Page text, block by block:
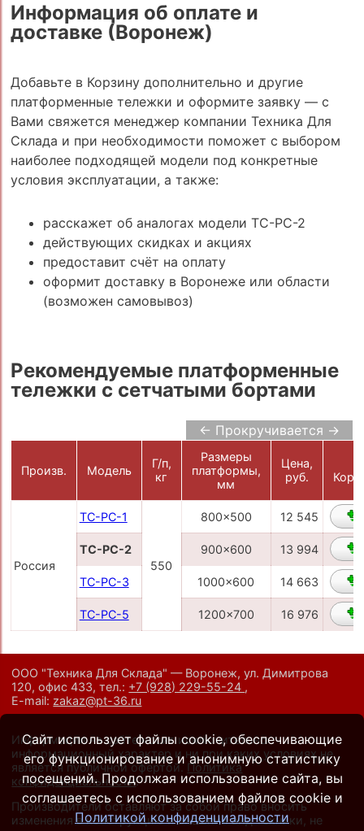
Информация об оплате и
доставке (Воронеж)
Добавьте в Корзину дополнительно и другие
платформенные тележки и оформите заявку — с
Вами свяжется менеджер компании Техника Для
Склада и при необходимости поможет с выбором
наиболее подходящей модели под конкретные
условия эксплуатации, а также:
расскажет об аналогах модели ТС-РС-2
действующих скидках и акциях
предоставит счёт на оплату
оформит доставку в Воронеже или области
(возможен самовывоз)
Рекомендуемые платформенные
тележки с сетчатыми бортами
← Прокручивается →
Произв. Модель
Г/п,
кг
Размеры
платформы,
мм
Цена,
руб.
Россия
ТС-РС-1
550
800x500 12 545
ТС-РС-2 900x600 13 994
ТС-РС-3 1000x600 14 663
ТС-РС-5 1200x700 16 976
ООО "Техника Для Склада" — Воронеж, ул. Димитрова
120, офис 433,тел.: +7 (928) 229-55-24 ,
E-mail: zakaz@pt-36.ru
Информация на сайте носит исключительно
информационный характер и ни при каких условиях не
является публичной офертой. Политика
конфиденциальности.
Производители оставляют за собой право вносить
изменения в конструкцию и внешний вид техники, не
Сайт использует файлы cookie, обеспечивающие
его функционирование и анонимную статистику
посещений. Продолжая использование сайта, вы
соглашаетесь с использованием файлов cookie и
Политикой конфиденциальности